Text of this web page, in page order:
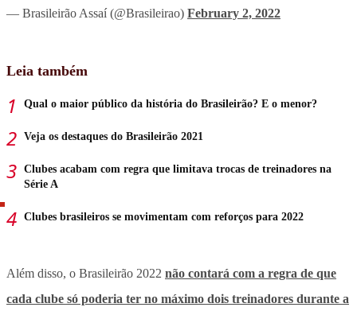
— Brasileirão Assaí (@Brasileirao) February 2, 2022
Leia também
Qual o maior público da história do Brasileirão? E o menor?
Veja os destaques do Brasileirão 2021
Clubes acabam com regra que limitava trocas de treinadores na
Série A
Clubes brasileiros se movimentam com reforços para 2022
Além disso, o Brasileirão 2022 não contará com a regra de que
cada clube só poderia ter no máximo dois treinadores durante a